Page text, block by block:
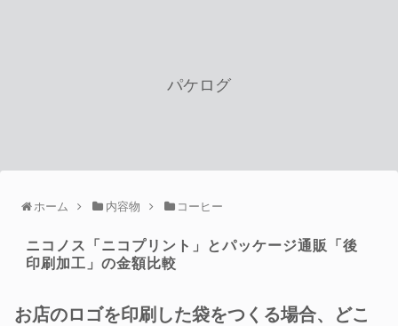
パケログ
ホーム 内容物 コーヒー
ニコノス「ニコプリント」とパッケージ通販「後
印刷加工」の金額比較
お店のロゴを印刷した袋をつくる場合、どこ